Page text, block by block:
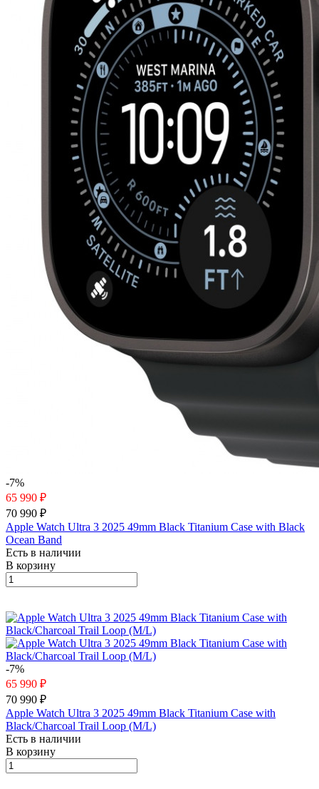
-7%
65 990 ₽
70 990 ₽
Apple Watch Ultra 3 2025 49mm Black Titanium Case with Black
Ocean Band
Есть в наличии
В корзину
-7%
65 990 ₽
70 990 ₽
Apple Watch Ultra 3 2025 49mm Black Titanium Case with
Black/Charcoal Trail Loop (M/L)
Есть в наличии
В корзину